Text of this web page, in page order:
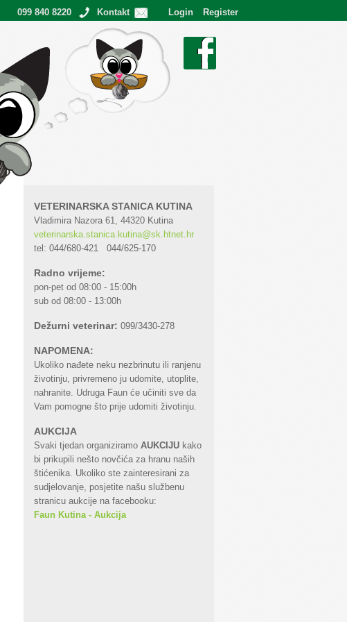
Login Register
099 840 8220 Kontakt
Ostvareni snovi
Facebook
VETERINARSKA STANICA KUTINA
Vladimira Nazora 61, 44320 Kutina
veterinarska.stanica.kutina@sk.htnet.hr
tel: 044/680-421 044/625-170
Radno vrijeme:
pon-pet od 08:00 - 15:00h
sub od 08:00 - 13:00h
Dežurni veterinar: 099/3430-278
NAPOMENA:
Ukoliko nađete neku nezbrinutu ili ranjenu
životinju, privremeno ju udomite, utoplite,
nahranite. Udruga Faun će učiniti sve da
Vam pomogne što prije udomiti životinju.
AUKCIJA
Svaki tjedan organiziramo AUKCIJU kako
bi prikupili nešto novčića za hranu naših
štićenika. Ukoliko ste zainteresirani za
sudjelovanje, posjetite našu službenu
stranicu aukcije na facebooku:
Faun Kutina - Aukcija